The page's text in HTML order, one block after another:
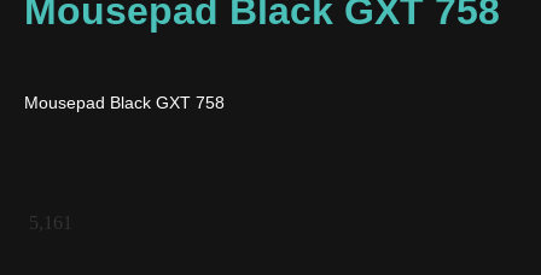
Mousepad Black GXT 758
Mousepad Black GXT 758
5,161